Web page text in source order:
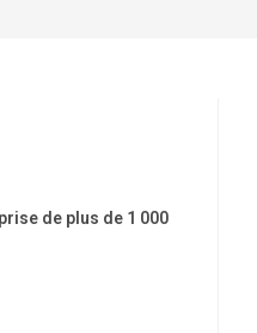
de plus de 1 000